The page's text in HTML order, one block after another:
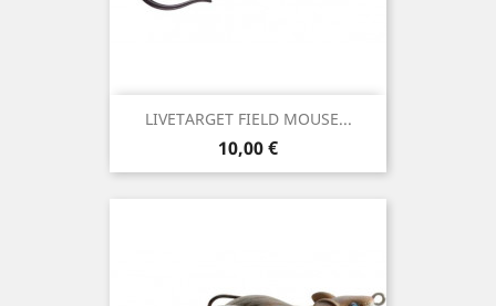
LIVETARGET FIELD MOUSE...
Preço
10,00 €